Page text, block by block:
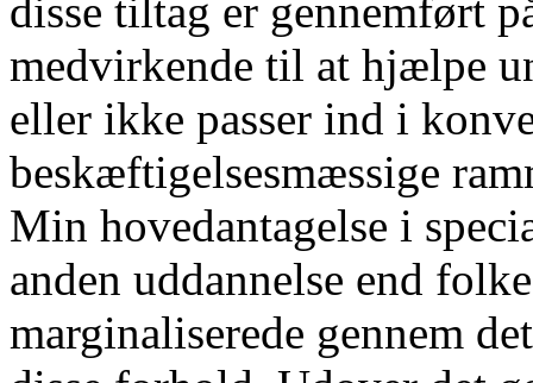
disse tiltag er gennemført
medvirkende til at hjælpe
eller ikke passer ind i
beskæftigelsesmæssige
Min hovedantagelse i
anden uddannelse end
marginaliserede gennem